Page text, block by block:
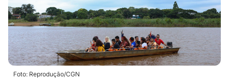
Foto: Reprodução/CGN